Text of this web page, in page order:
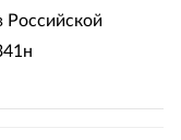
Российской